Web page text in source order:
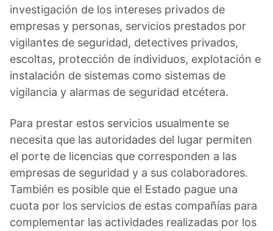
investigación de los intereses privados de
empresas y personas, servicios prestados por
vigilantes de seguridad, detectives privados,
escoltas, protección de individuos, explotación e
instalación de sistemas como sistemas de
vigilancia y alarmas de seguridad etcétera.
Para prestar estos servicios usualmente se
necesita que las autoridades del lugar permiten
el porte de licencias que corresponden a las
empresas de seguridad y a sus colaboradores.
También es posible que el Estado pague una
cuota por los servicios de estas compañías para
complementar las actividades realizadas por los